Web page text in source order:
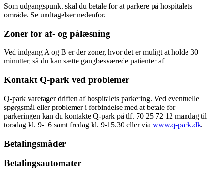
Som udgangspunkt skal du betale for at parkere på hospitalets
område. Se undtagelser nedenfor.
Zoner for af- og pålæsning
Ved indgang A og B er der zoner, hvor det er muligt at holde 30
minutter, så du kan sætte gangbesværede patienter af.
Kontakt Q-park ved problemer
Q-park varetager driften af hospitalets parkering. Ved eventuelle
spørgsmål eller problemer i forbindelse med at betale for
parkeringen kan du kontakte Q-park på tlf. 70 25 72 12 mandag til
torsdag kl. 9-16 samt fredag kl. 9-15.30 eller via www.q-park.dk.
Betalingsmåder
Betalingsautomater